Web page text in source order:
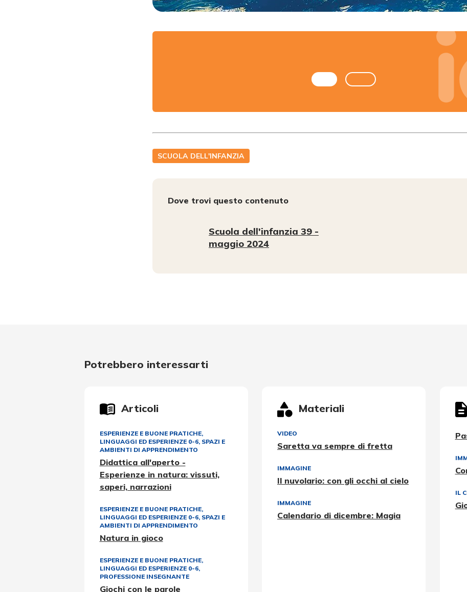
SCUOLA DELL'INFANZIA
Dove trovi questo contenuto
Scuola dell'infanzia 39 -
maggio 2024
Potrebbero interessarti
Articoli
ESPERIENZE E BUONE PRATICHE,
LINGUAGGI ED ESPERIENZE 0-6, SPAZI E
AMBIENTI DI APPRENDIMENTO
Didattica all'aperto -
Esperienze in natura: vissuti,
saperi, narrazioni
ESPERIENZE E BUONE PRATICHE,
LINGUAGGI ED ESPERIENZE 0-6, SPAZI E
AMBIENTI DI APPRENDIMENTO
Natura in gioco
ESPERIENZE E BUONE PRATICHE,
LINGUAGGI ED ESPERIENZE 0-6,
PROFESSIONE INSEGNANTE
Giochi con le parole
Materiali
VIDEO
Saretta va sempre di fretta
IMMAGINE
Il nuvolario: con gli occhi al cielo
IMMAGINE
Calendario di dicembre: Magia
IL